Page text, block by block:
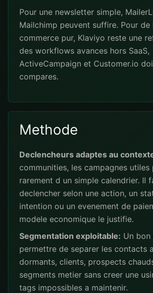
Pour une newsletter simple,
Mailchimp peuvent suffire. Pour de
commerce pur, Klaviyo reste une
des workflows avances hors SaaS,
ActiveCampaign et Customer.io
compares.
Methode
Declencheurs adaptes au
communities, les campagnes utiles
rarement d un simple calendrier. Il
declencher selon une action, un
intention ou un evenement de
modele economique le justifie.
Segmentation exploitable: Un
permettre de separer les contacts
dormants, clients, prospects
segments metier sans creer une
tags impossibles a maintenir.